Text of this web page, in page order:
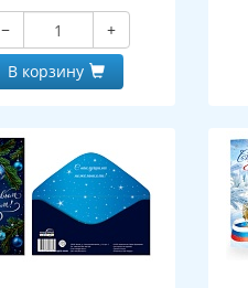
−
+
В корзину